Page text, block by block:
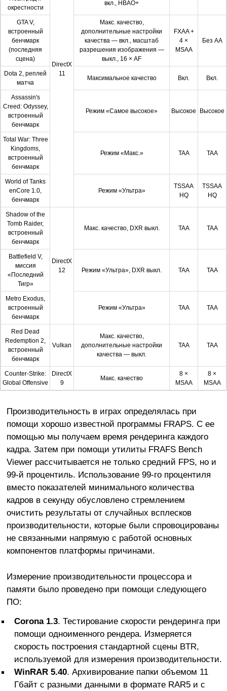
DirectX
11
окрестности
вкл., HBAO+
GTA V,
встроенный
бенчмарк
(последняя
сцена)
Макс. качество,
дополнительные настройки
качества — вкл., масштаб
разрешения изображения —
выкл., 16 × AF
FXAA +
4 ×
MSAA
Без АА
Dota 2, реплей
матча
Максимальное качество Вкл. Вкл.
Assassin's
Creed: Odyssey,
встроенный
бенчмарк
Режим «Самое высокое» Высокое Высокое
Total War: Three
Kingdoms,
встроенный
бенчмарк
Режим «Макс.» TAA TAA
World of Tanks
enCore 1.0,
бенчмарк
Режим «Ультра»
TSSAA
HQ
TSSAA
HQ
Shadow of the
Tomb Raider,
встроенный
бенчмарк
DirectX
12
Макс. качество, DXR выкл. TAA TAA
Battlefield V,
миссия
«Последний
Тигр»
Режим «Ультра», DXR выкл. TAA TAA
Metro Exodus,
встроенный
бенчмарк
Режим «Ультра» TAA TAA
Red Dead
Redemption 2,
встроенный
бенчмарк
Vulkan
Макс. качество,
дополнительные настройки
качества — выкл.
TAA TAA
Counter-Strike:
Global Offensive
DirectX
9
Макс. качество
8 ×
MSAA
8 ×
MSAA
Производительность в играх определялась при
помощи хорошо известной программы FRAPS. С ее
помощью мы получаем время рендеринга каждого
кадра. Затем при помощи утилиты FRAFS Bench
Viewer рассчитывается не только средний FPS, но и
99-й процентиль. Использование 99-го процентиля
вместо показателей минимального количества
кадров в секунду обусловлено стремлением
очистить результаты от случайных всплесков
производительности, которые были спровоцированы
не связанными напрямую с работой основных
компонентов платформы причинами.
Измерение производительности процессора и
памяти было проведено при помощи следующего
ПО:
Corona 1.3. Тестирование скорости рендеринга при
помощи одноименного рендера. Измеряется
скорость построения стандартной сцены BTR,
используемой для измерения производительности.
WinRAR 5.40. Архивирование папки объемом 11
Гбайт с разными данными в формате RAR5 и с